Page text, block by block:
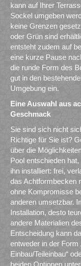
kann auf Ihrer
Sockel umgeben
keine Grenzen
oder Grün sind
entsteht zudem auf
eine kurze Pause
die runde Form des
gut in den
Umgebung ein.
Eine Auswahl aus
Geschmack
Sie sind sich nicht
Richtige für Sie ist?
über die
Pool entschieden
ihn installiert: frei,
das Achtformbecken
ohne Kompromisse
anderen umsetzbar.
Installation, desto
andere Materialien
Entscheidung kann
entweder in der Form
Einbau/Teileinbau“